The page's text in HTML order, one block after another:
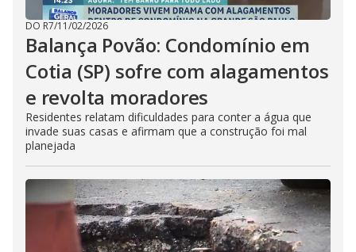
DO R7/11/02/2026
Balança Povão: Condomínio em
Cotia (SP) sofre com alagamentos
e revolta moradores
Residentes relatam dificuldades para conter a água que
invade suas casas e afirmam que a construção foi mal
planejada